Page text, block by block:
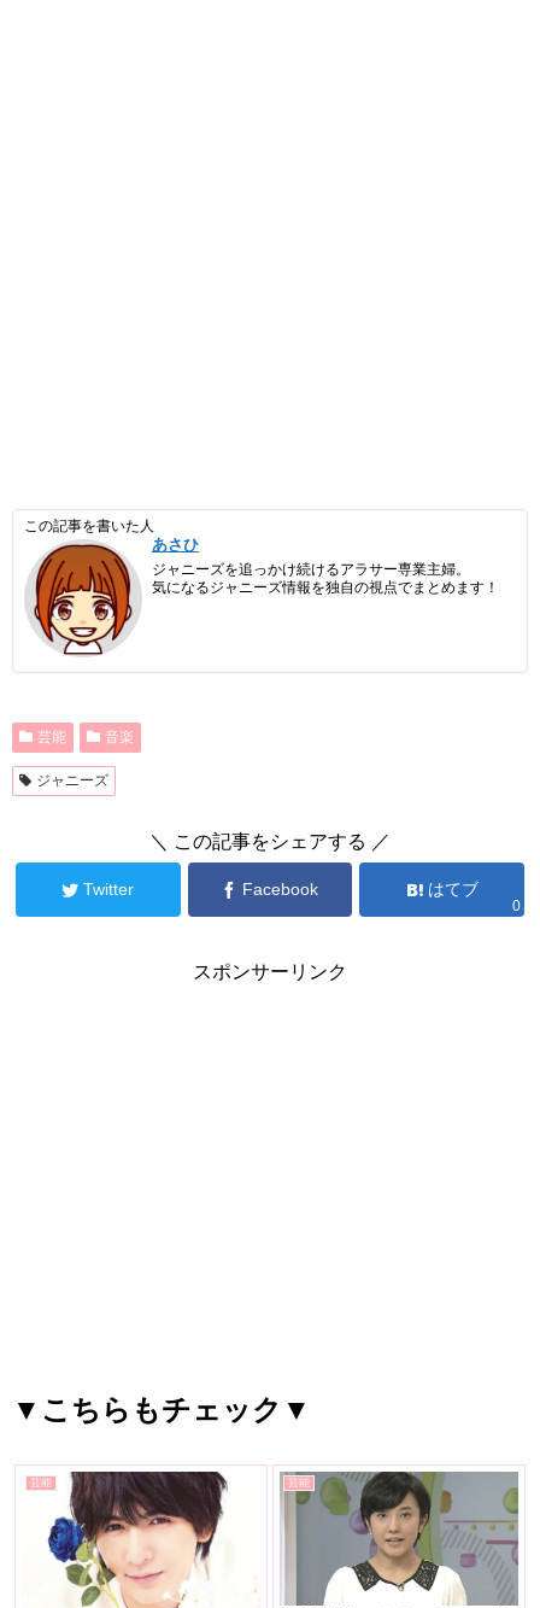
この記事を書いた人
あさひ
ジャニーズを追っかけ続けるアラサー専業主婦。
気になるジャニーズ情報を独自の視点でまとめます！
芸能 音楽
ジャニーズ
＼ この記事をシェアする ／
Twitter Facebook はてブ
0
スポンサーリンク
▼こちらもチェック▼
芸能 芸能